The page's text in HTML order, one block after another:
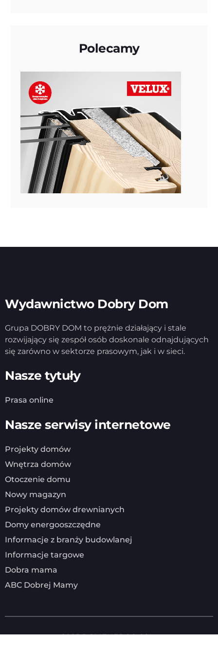
Polecamy
Wydawnictwo Dobry Dom
Grupa DOBRY DOM to prężnie działający i stale
rozwijający się zespół osób doskonale odnajdujących
się zarówno w sektorze prasowym, jak i w sieci.
Nasze tytuły
Prasa online
Nasze serwisy internetowe
Projekty domów
Wnętrza domów
Otoczenie domu
Nowy magazyn
Projekty domów drewnianych
Domy energooszczędne
Informacje z branży budowlanej
Informacje targowe
Dobra mama
ABC Dobrej Mamy
2025DOMENERGO.COM